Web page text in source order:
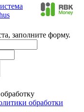
заполните форму.
обработки